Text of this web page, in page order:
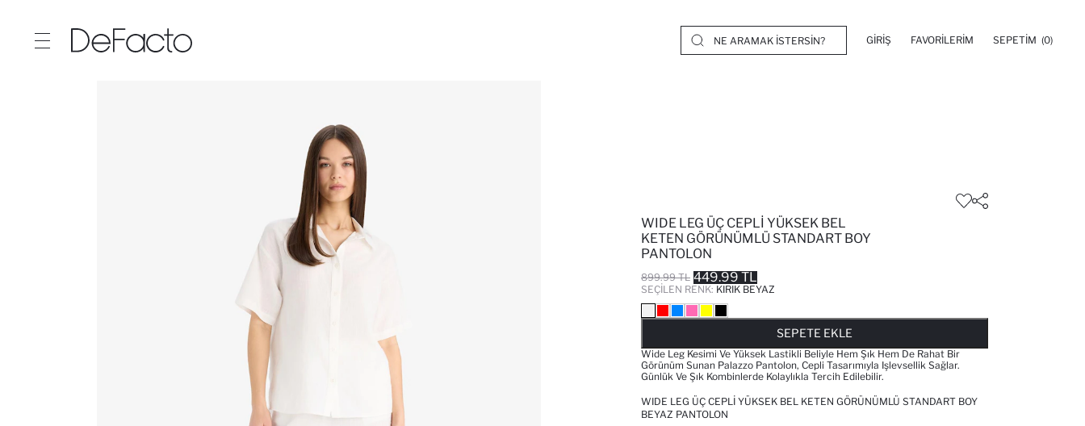
GIRIŞ FAVORILERIM SEPETIM (0)
WIDE LEG ÜÇ CEPLI YÜKSEK BEL
KETEN GÖRÜNÜMLÜ STANDART BOY
PANTOLON
899.99 TL 449.99 TL
SEÇILEN RENK: KIRIK BEYAZ
SEPETE EKLE
Wide Leg Kesimi Ve Yüksek Lastikli Beliyle Hem Şık Hem De Rahat Bir
Görünüm Sunan Palazzo Pantolon, Cepli Tasarımıyla Işlevsellik Sağlar.
Günlük Ve Şık Kombinlerde Kolaylıkla Tercih Edilebilir.
WIDE LEG ÜÇ CEPLI YÜKSEK BEL KETEN GÖRÜNÜMLÜ STANDART BOY
BEYAZ PANTOLON